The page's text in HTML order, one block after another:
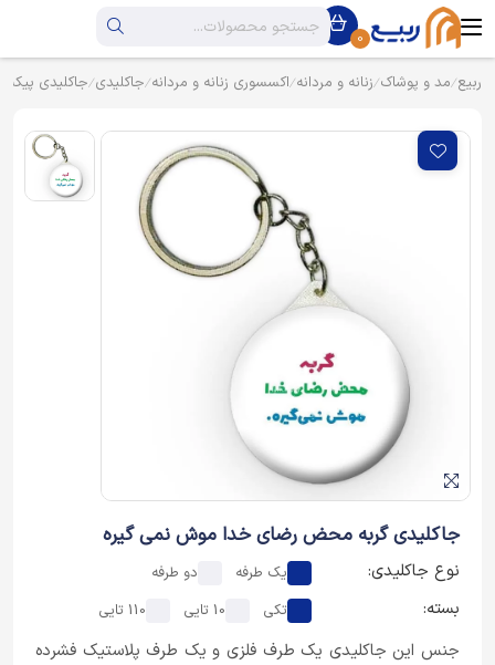
0
ربیع مد و پوشاک زنانه و مردانه اکسسوری زنانه و مردانه جاکلیدی جاکلیدی
جاکلیدی گربه محض رضای خدا موش نمی گیره
نوع جاکلیدی: یک طرفه دو طرفه
بسته: تکی 10 تایی 110 تایی
جنس این جاکلیدی یک طرف فلزی و یک طرف پلاستیک فشرده